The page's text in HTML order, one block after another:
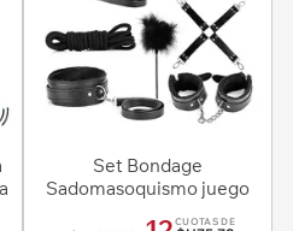
Set Bondage
Sadomasoquismo juego
CUOTAS DE